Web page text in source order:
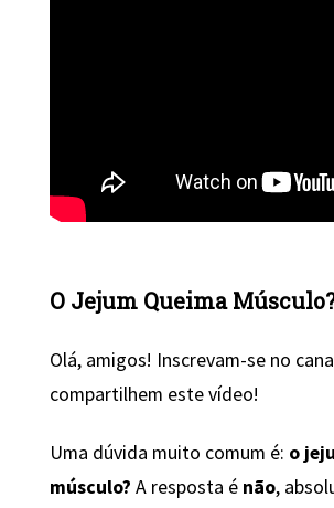
O Jejum Queima
Olá, amigos! Inscrevam-se no
compartilhem este vídeo!
Uma dúvida muito comum é: o
músculo? A resposta é não,